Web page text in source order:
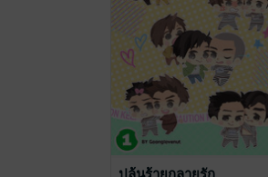
ปล้นร้ายกลายรัก